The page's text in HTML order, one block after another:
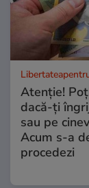
Atenție!
dacă-ți
sau pe
Acum s-a
procedezi